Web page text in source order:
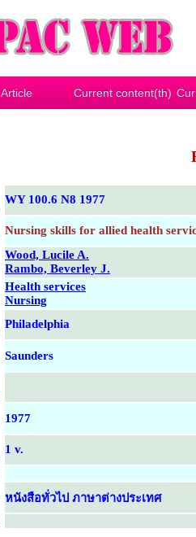
Article Current content(th)
WY 100.6 N8 1977
Nursing skills for allied health
Wood, Lucile A.
Rambo, Beverley J.
Health services
Nursing
Philadelphia
Saunders
1977
1 v.
หนังสือทั่วไป ภาษาต่างประเทศ